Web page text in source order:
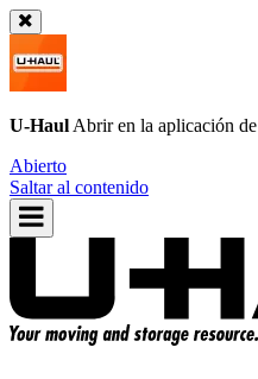
U-Haul Abrir en la aplicación de
Abierto
Saltar al contenido